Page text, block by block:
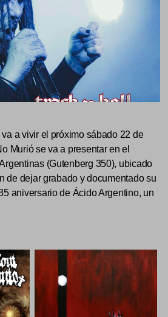
a vivir el próximo sábado 22 de
Murió se va a presentar en el
(Gutenberg 350), ubicado
de dejar grabado y documentado su
aniversario de Ácido Argentino, un